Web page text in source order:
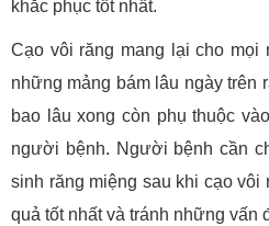
khắc phục tốt nhất.
Cạo vôi răng mang lại cho
những mảng bám lâu ngày trên
bao lâu xong còn phụ thuộc
người bệnh. Người bệnh cần
sinh răng miệng sau khi cạo vôi
quả tốt nhất và tránh những vấn